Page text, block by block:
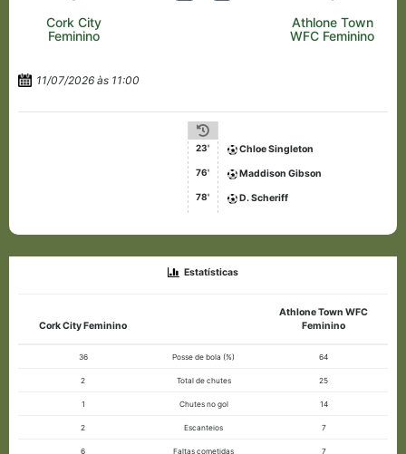
Cork City
Feminino
Athlone Town
WFC Feminino
11/07/2026 às 11:00
23' Chloe Singleton
76' Maddison Gibson
78' D. Scheriff
Estatísticas
Cork City Feminino
Athlone Town WFC
Feminino
36 Posse de bola (%) 64
2 Total de chutes 25
1 Chutes no gol 14
2 Escanteios 7
6 Faltas cometidas 7